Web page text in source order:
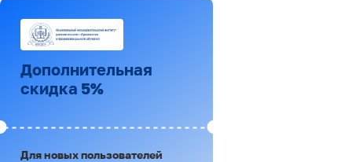
Дополнительная
скидка 5%
Для новых пользователей